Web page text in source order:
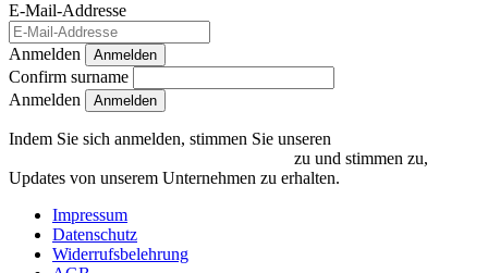
E-Mail-Addresse
Anmelden Anmelden
Confirm surname
Anmelden
Indem Sie sich anmelden, stimmen Sie unseren
zu und stimmen zu,
Updates von unserem Unternehmen zu erhalten.
Impressum
Datenschutz
Widerrufsbelehrung